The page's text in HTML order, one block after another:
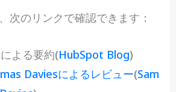
次のリンクで確認できます：
よる要約​(HubSpot Blog)
Daviesによるレビュー(Sam